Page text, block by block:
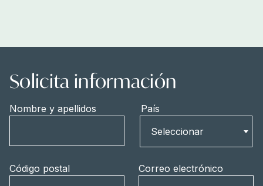
Solicita información
Nombre y apellidos
País
Seleccionar
Código postal Correo electrónico